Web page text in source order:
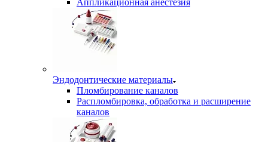
Аппликационная анестезия
Эндодонтические материалы
Пломбирование каналов
Распломбировка, обработка и расширение
каналов